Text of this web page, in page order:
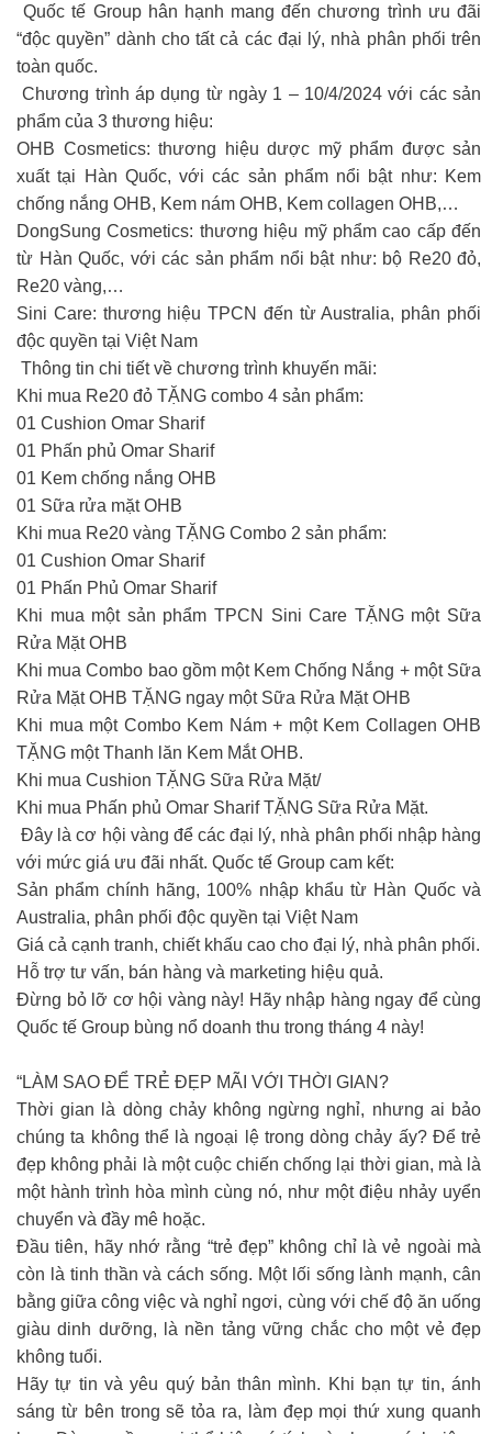
️ Quốc tế Group hân hạnh mang đến chương trình ưu đãi
“độc quyền” dành cho tất cả các đại lý, nhà phân phối trên
toàn quốc.
️ Chương trình áp dụng từ ngày 1 – 10/4/2024 với các sản
phẩm của 3 thương hiệu:
OHB Cosmetics: thương hiệu dược mỹ phẩm được sản
xuất tại Hàn Quốc, với các sản phẩm nổi bật như: Kem
chống nắng OHB, Kem nám OHB, Kem collagen OHB,…
DongSung Cosmetics: thương hiệu mỹ phẩm cao cấp đến
từ Hàn Quốc, với các sản phẩm nổi bật như: bộ Re20 đỏ,
Re20 vàng,…
Sini Care: thương hiệu TPCN đến từ Australia, phân phối
độc quyền tại Việt Nam
️ Thông tin chi tiết về chương trình khuyến mãi:
Khi mua Re20 đỏ TẶNG combo 4 sản phẩm:
01 Cushion Omar Sharif
01 Phấn phủ Omar Sharif
01 Kem chống nắng OHB
01 Sữa rửa mặt OHB
Khi mua Re20 vàng TẶNG Combo 2 sản phẩm:
01 Cushion Omar Sharif
01 Phấn Phủ Omar Sharif
Khi mua một sản phẩm TPCN Sini Care TẶNG một Sữa
Rửa Mặt OHB
Khi mua Combo bao gồm một Kem Chống Nắng + một Sữa
Rửa Mặt OHB TẶNG ngay một Sữa Rửa Mặt OHB
Khi mua một Combo Kem Nám + một Kem Collagen OHB
TẶNG một Thanh lăn Kem Mắt OHB.
Khi mua Cushion TẶNG Sữa Rửa Mặt/
Khi mua Phấn phủ Omar Sharif TẶNG Sữa Rửa Mặt.
️ Đây là cơ hội vàng để các đại lý, nhà phân phối nhập hàng
với mức giá ưu đãi nhất. Quốc tế Group cam kết:
Sản phẩm chính hãng, 100% nhập khẩu từ Hàn Quốc và
Australia, phân phối độc quyền tại Việt Nam
Giá cả cạnh tranh, chiết khấu cao cho đại lý, nhà phân phối.
Hỗ trợ tư vấn, bán hàng và marketing hiệu quả.
Đừng bỏ lỡ cơ hội vàng này! Hãy nhập hàng ngay để cùng
Quốc tế Group bùng nổ doanh thu trong tháng 4 này!
“LÀM SAO ĐỂ TRẺ ĐẸP MÃI VỚI THỜI GIAN?
Thời gian là dòng chảy không ngừng nghỉ, nhưng ai bảo
chúng ta không thể là ngoại lệ trong dòng chảy ấy? Để trẻ
đẹp không phải là một cuộc chiến chống lại thời gian, mà là
một hành trình hòa mình cùng nó, như một điệu nhảy uyển
chuyển và đầy mê hoặc.
Đầu tiên, hãy nhớ rằng “trẻ đẹp” không chỉ là vẻ ngoài mà
còn là tinh thần và cách sống. Một lối sống lành mạnh, cân
bằng giữa công việc và nghỉ ngơi, cùng với chế độ ăn uống
giàu dinh dưỡng, là nền tảng vững chắc cho một vẻ đẹp
không tuổi.
Hãy tự tin và yêu quý bản thân mình. Khi bạn tự tin, ánh
sáng từ bên trong sẽ tỏa ra, làm đẹp mọi thứ xung quanh